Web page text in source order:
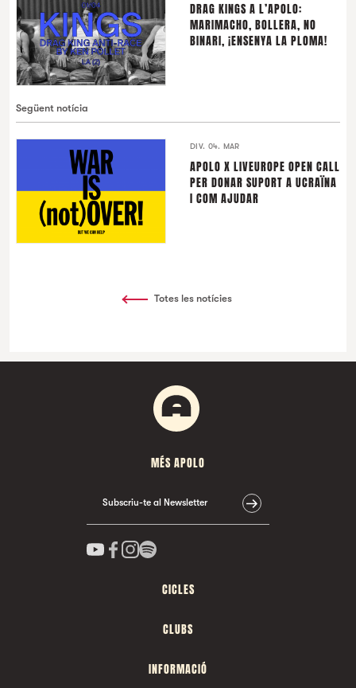
DRAG KINGS A L’APOLO:
MARIMACHO, BOLLERA, NO
BINARI, ¡ENSENYA LA PLOMA!
Següent notícia
DIV. 04. MAR
APOLO X LIVEUROPE OPEN CALL
PER DONAR SUPORT A UCRAÏNA
I COM AJUDAR
Totes les notícies
MÉS APOLO
Subscriu-te al Newsletter
CICLES
CLUBS
INFORMACIÓ